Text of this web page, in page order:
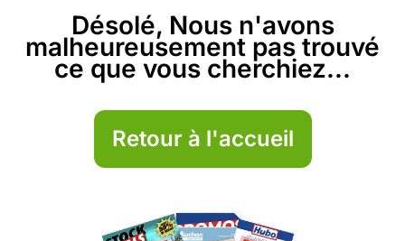
Désolé, Nous n'avons
malheureusement pas trouvé
ce que vous cherchiez...
Retour à l'accueil